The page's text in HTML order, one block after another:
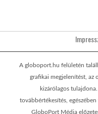
A globoport.hu felületén
grafikai megjelenítést, az
kizárólagos
továbbértékesítés,
GloboPort Média